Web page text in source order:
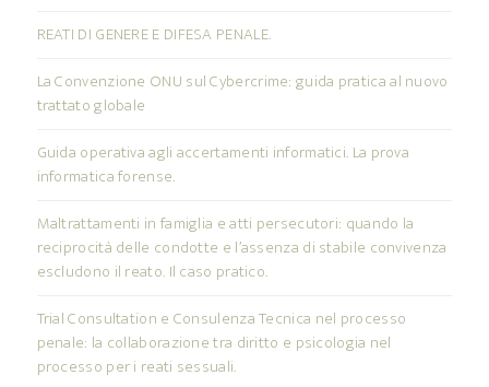
REATI DI GENERE E DIFESA PENALE.
La Convenzione ONU sul Cybercrime: guida pratica al nuovo
trattato globale
Guida operativa agli accertamenti informatici. La prova
informatica forense.
Maltrattamenti in famiglia e atti persecutori: quando la
reciprocità delle condotte e l’assenza di stabile convivenza
escludono il reato. Il caso pratico.
Trial Consultation e Consulenza Tecnica nel processo
penale: la collaborazione tra diritto e psicologia nel
processo per i reati sessuali.